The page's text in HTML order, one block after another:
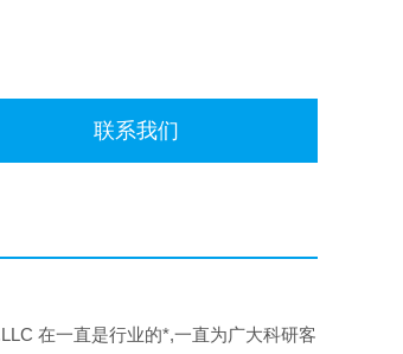
联系我们
在一直是行业的*,一直为广大科研客